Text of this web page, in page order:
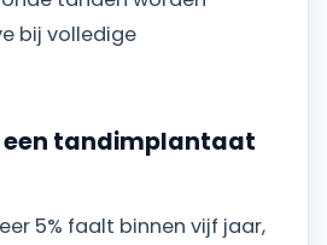
bij volledige
een tandimplantaat
5% faalt binnen vijf jaar,